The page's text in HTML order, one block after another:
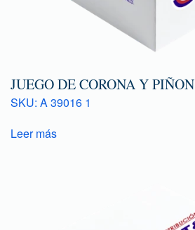
JUEGO DE CORONA Y PIÑON
SKU: A 39016 1
Leer más